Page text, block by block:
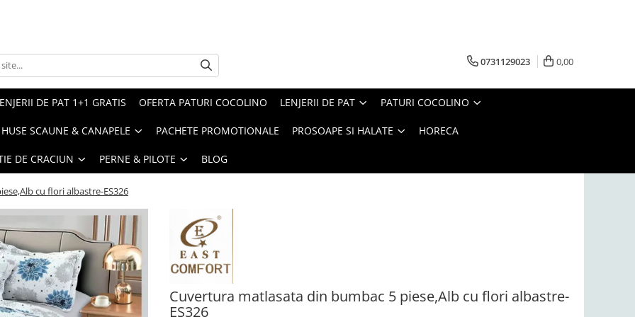
0731129023 0,00
DE PAT 1+1 GRATIS OFERTA PATURI COCOLINO LENJERII DE PAT PATURI COCOLINO
HUSE SCAUNE & CANAPELE PACHETE PROMOTIONALE PROSOAPE SI HALATE HORECA
DE CRACIUN PERNE & PILOTE BLOG
cu flori albastre-ES326
Cuvertura matlasata din bumbac 5 piese,Alb cu flori albastre-
ES326